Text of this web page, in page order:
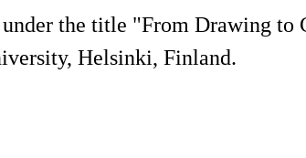
the title "From Drawing
Helsinki, Finland.